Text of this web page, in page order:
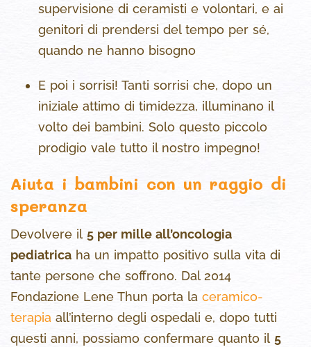
supervisione di ceramisti e volontari, e ai
genitori di prendersi del tempo per sé,
quando ne hanno bisogno
E poi i sorrisi! Tanti sorrisi che, dopo un
iniziale attimo di timidezza, illuminano il
volto dei bambini. Solo questo piccolo
prodigio vale tutto il nostro impegno!
Aiuta i bambini con un raggio di
speranza
Devolvere il 5 per mille all’oncologia
pediatrica ha un impatto positivo sulla vita di
tante persone che soffrono. Dal 2014
Fondazione Lene Thun porta la ceramico-
terapia all’interno degli ospedali e, dopo tutti
questi anni, possiamo confermare quanto il 5